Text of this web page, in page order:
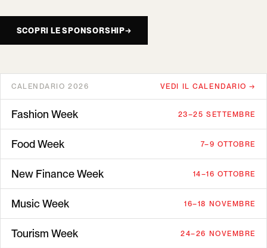
SCOPRI LE SPONSORSHIP→
CALENDARIO 2026 VEDI IL CALENDARIO →
Fashion Week 23–25 SETTEMBRE
Food Week 7–9 OTTOBRE
New Finance Week 14–16 OTTOBRE
Music Week 16–18 NOVEMBRE
Tourism Week 24–26 NOVEMBRE